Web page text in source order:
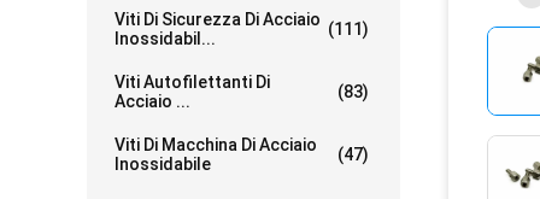
Viti Di Sicurezza Di Acciaio
Inossidabil...
(111)
Viti Autofilettanti Di
Acciaio ...
(83)
Viti Di Macchina Di Acciaio
Inossidabile
(47)